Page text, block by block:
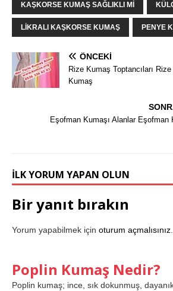
KAŞKORSE KUMAŞ SAĞLIKLI MI
LIKRALI KAŞKORSE KUMAŞ PENYE
ÖNCEKI
Rize Kumaş Toptancıları
Kumaş
Eşofman Kumaşı Alanlar Eşofman
İLK YORUM YAPAN OLUN
Bir yanıt bırakın
Yorum yapabilmek için oturum açmalısınız
Poplin Kumaş Nedir?
Poplin kumaş; ince, sık dokunmuş,